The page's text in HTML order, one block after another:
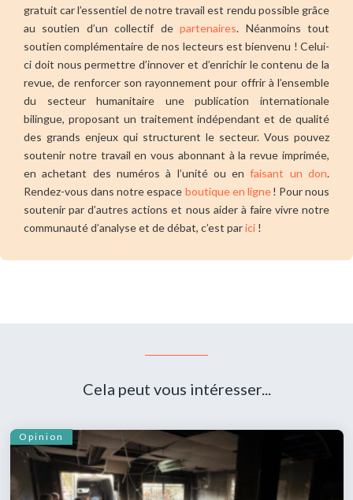
gratuit car l’essentiel de notre travail est rendu possible grâce
au soutien d’un collectif departenaires. Néanmoins tout
soutien complémentaire de nos lecteurs est bienvenu ! Celui-
ci doit nous permettre d’innover et d’enrichir le contenu de la
revue, de renforcer son rayonnement pour offrir à l’ensemble
du secteur humanitaire une publication internationale
bilingue, proposant un traitement indépendant et de qualité
des grands enjeux qui structurent le secteur. Vous pouvez
soutenir notre travail en vous abonnant à la revue imprimée,
en achetant des numéros à l’unité ou enfaisant un don.
Rendez-vous dans notre espace boutique en ligne! Pour nous
soutenir par d’autres actions et nous aider à faire vivre notre
communauté d’analyse et de débat, c’est parici !
Cela peut vous intéresser...
Opinion